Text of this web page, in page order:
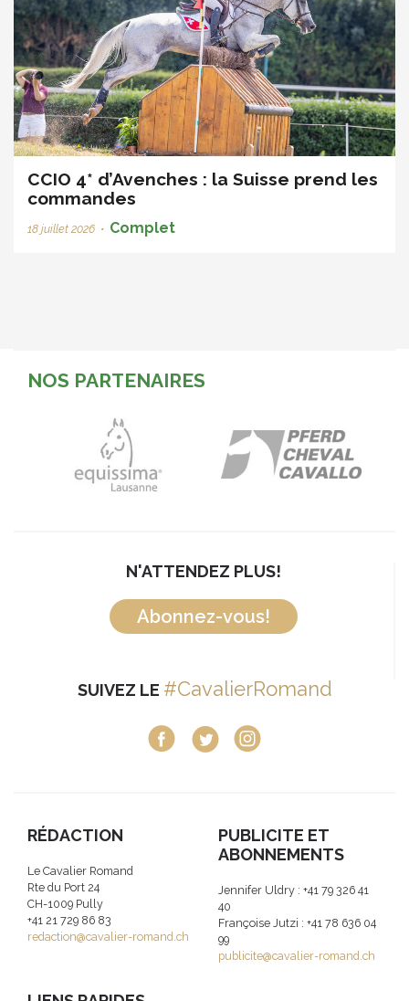
CCIO 4* d’Avenches : la Suisse prend les
commandes
18 juillet 2026 • Complet
NOS PARTENAIRES
N'ATTENDEZ PLUS!
Abonnez-vous!
SUIVEZ LE #CavalierRomand
RÉDACTION
Le Cavalier Romand
Rte du Port 24
CH-1009 Pully
+41 21 729 86 83
redaction@cavalier-romand.ch
PUBLICITE ET
ABONNEMENTS
Jennifer Uldry : +41 79 326 41
40
Françoise Jutzi : +41 78 636 04
99
publicite@cavalier-romand.ch